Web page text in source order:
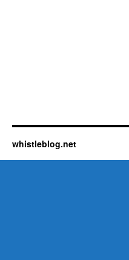
whistleblog.net